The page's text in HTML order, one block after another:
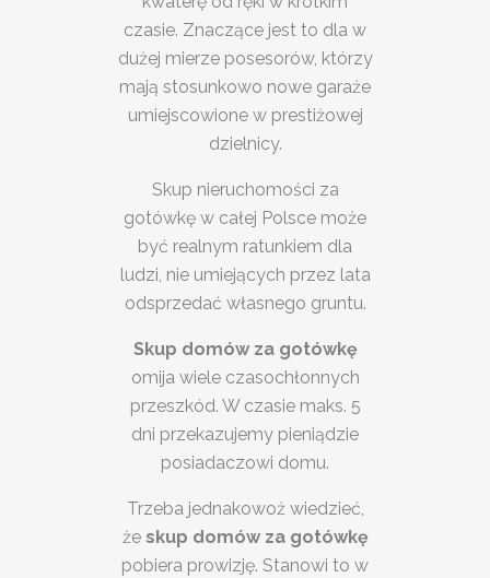
czasie. Znaczące jest to dla w
dużej mierze posesorów, którzy
mają stosunkowo nowe garaże
umiejscowione w prestiżowej
dzielnicy.
Skup nieruchomości za
gotówkę w całej Polsce może
być realnym ratunkiem dla
ludzi, nie umiejących przez lata
odsprzedać własnego gruntu.
Skup domów za gotówkę
omija wiele czasochłonnych
przeszkód. W czasie maks. 5
dni przekazujemy pieniądzie
posiadaczowi domu.
Trzeba jednakowoż wiedzieć,
że skup domów za gotówkę
pobiera prowizję. Stanowi to w